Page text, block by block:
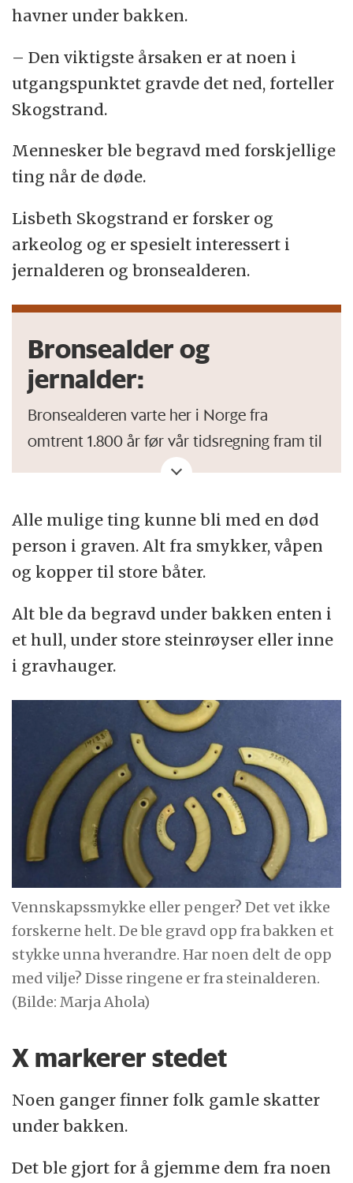
havner under bakken.
– Den viktigste årsaken er at noen i
utgangspunktet gravde det ned, forteller
Skogstrand.
Mennesker ble begravd med forskjellige
ting når de døde.
Lisbeth Skogstrand er forsker og
arkeolog og er spesielt interessert i
jernalderen og bronsealderen.
Bronsealder og
jernalder:
Bronsealderen varte her i Norge fra
omtrent 1.800 år før vår tidsregning fram til
rundt 500 år før vår tidsregning.
tidsregning fram til år 1050.
(Kilde: Store norske leksikon)
Alle mulige ting kunne bli med en død
person i graven. Alt fra smykker, våpen
og kopper til store båter.
Alt ble da begravd under bakken enten i
et hull, under store steinrøyser eller inne
i gravhauger.
Vennskapssmykke eller penger? Det vet ikke
forskerne helt. De ble gravd opp fra bakken et
stykke unna hverandre. Har noen delt de opp
med vilje? Disse ringene er fra steinalderen.
(Bilde: Marja Ahola)
X markerer stedet
Noen ganger finner folk gamle skatter
under bakken.
Det ble gjort for å gjemme dem fra noen